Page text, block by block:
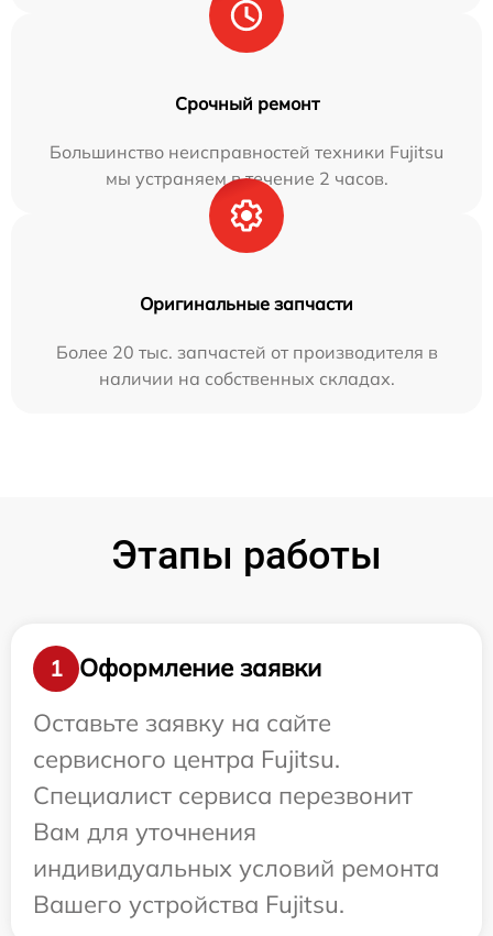
Срочный ремонт
Большинство неисправностей техники Fujitsu
мы устраняем в течение 2 часов.
Оригинальные запчасти
Более 20 тыс. запчастей от производителя в
наличии на собственных складах.
Этапы работы
1
Оформление заявки
Оставьте заявку на сайте
сервисного центра Fujitsu.
Специалист сервиса перезвонит
Вам для уточнения
индивидуальных условий ремонта
Вашего устройства Fujitsu.